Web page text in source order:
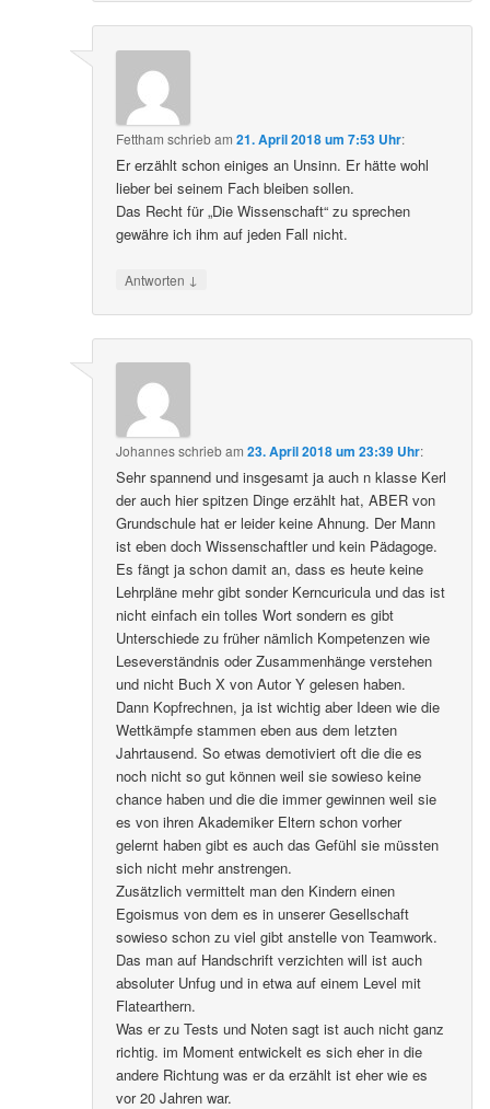
Fettham schriebam21. April 2018 um 7:53 Uhr:
Er erzählt schon einiges an Unsinn. Er hätte wohl
lieber bei seinem Fach bleiben sollen.
Das Recht für „Die Wissenschaft“ zu sprechen
gewähre ich ihm auf jeden Fall nicht.
Antworten ↓
Johannesschriebam23. April 2018 um 23:39 Uhr:
Sehr spannend und insgesamt ja auch n klasse Kerl
der auch hier spitzen Dinge erzählt hat, ABER von
Grundschule hat er leider keine Ahnung. Der Mann
ist eben doch Wissenschaftler und kein Pädagoge.
Es fängt ja schon damit an, dass es heute keine
Lehrpläne mehr gibt sonder Kerncuricula und das ist
nicht einfach ein tolles Wort sondern es gibt
Unterschiede zu früher nämlich Kompetenzen wie
Leseverständnis oder Zusammenhänge verstehen
und nicht Buch X von Autor Y gelesen haben.
Dann Kopfrechnen, ja ist wichtig aber Ideen wie die
Wettkämpfe stammen eben aus dem letzten
Jahrtausend. So etwas demotiviert oft die die es
noch nicht so gut können weil sie sowieso keine
chance haben und die die immer gewinnen weil sie
es von ihren Akademiker Eltern schon vorher
gelernt haben gibt es auch das Gefühl sie müssten
sich nicht mehr anstrengen.
Zusätzlich vermittelt man den Kindern einen
Egoismus von dem es in unserer Gesellschaft
sowieso schon zu viel gibt anstelle von Teamwork.
Das man auf Handschrift verzichten will ist auch
absoluter Unfug und in etwa auf einem Level mit
Flatearthern.
Was er zu Tests und Noten sagt ist auch nicht ganz
richtig. im Moment entwickelt es sich eher in die
andere Richtung was er da erzählt ist eher wie es
vor 20 Jahren war.